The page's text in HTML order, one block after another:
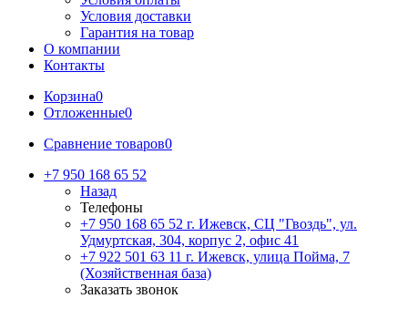
Условия доставки
Гарантия на товар
О компании
Контакты
Корзина0
Отложенные0
Сравнение товаров0
+7 950 168 65 52
Назад
Телефоны
+7 950 168 65 52 г. Ижевск, СЦ "Гвоздь", ул.
Удмуртская, 304, корпус 2, офис 41
+7 922 501 63 11 г. Ижевск, улица Пойма, 7
(Хозяйственная база)
Заказать звонок